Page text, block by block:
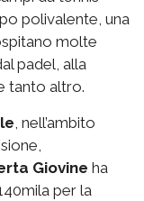
polivalente, una
molte
padel, alla
tanto altro.
, nell’ambito
Giovine ha
per la